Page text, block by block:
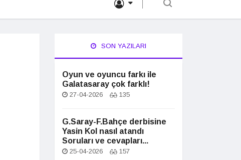
SON YAZILARI
Oyun ve oyuncu farkı ile
Galatasaray çok farklı!
27-04-2026 135
G.Saray-F.Bahçe derbisine
Yasin Kol nasıl atandı
Soruları ve cevapları...
25-04-2026 157